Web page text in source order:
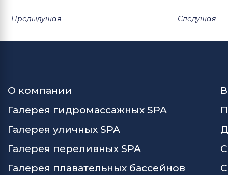
Предыдущая Следущая
О компании
Галерея гидромассажных SPA
Галерея уличных SPA
Галерея переливных SPA
Галерея плавательных бассейнов